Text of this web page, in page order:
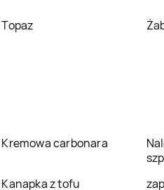
Topaz
Kremowa carbonara
Kanapka z tofu